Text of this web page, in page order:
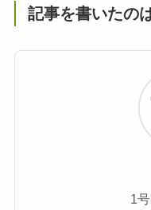
記事を書いたの
1